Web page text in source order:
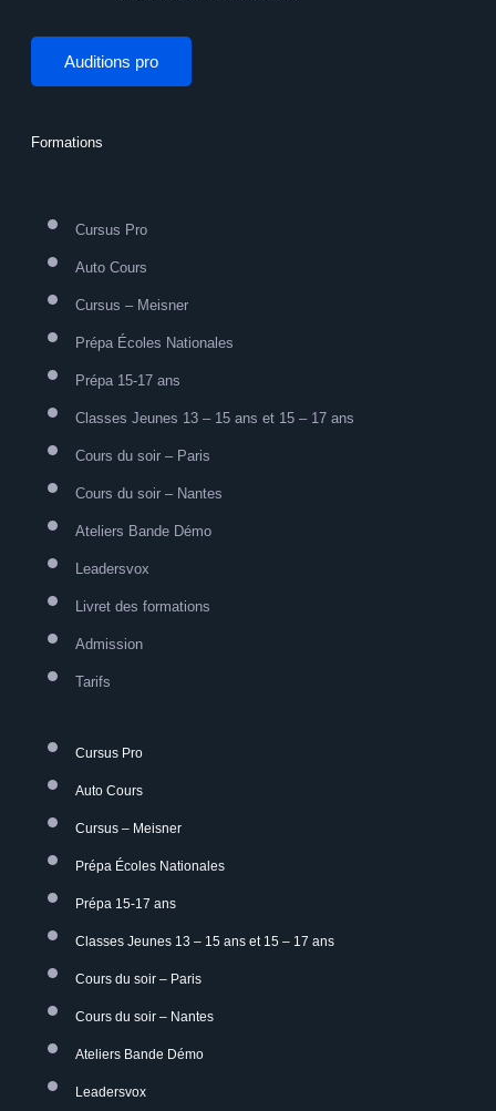
Auditions pro
Formations
Cursus Pro
Auto Cours
Cursus – Meisner
Prépa Écoles Nationales
Prépa 15-17 ans
Classes Jeunes 13 – 15 ans et 15 – 17 ans
Cours du soir – Paris
Cours du soir – Nantes
Ateliers Bande Démo
Leadersvox
Livret des formations
Admission
Tarifs
Cursus Pro
Auto Cours
Cursus – Meisner
Prépa Écoles Nationales
Prépa 15-17 ans
Classes Jeunes 13 – 15 ans et 15 – 17 ans
Cours du soir – Paris
Cours du soir – Nantes
Ateliers Bande Démo
Leadersvox